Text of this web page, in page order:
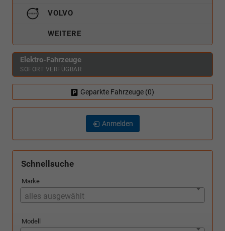
VOLVO
WEITERE
Elektro-Fahrzeuge
SOFORT VERFÜGBAR
Geparkte Fahrzeuge (0)
Anmelden
Schnellsuche
Marke
alles ausgewählt
Modell